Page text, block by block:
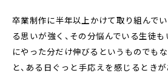
卒業制作に半年以上かけて取り組んで
る思いが強く、その分悩んでいる生徒
にやった分だけ伸びるというものでも
と、ある日ぐっと手応えを感じるとき